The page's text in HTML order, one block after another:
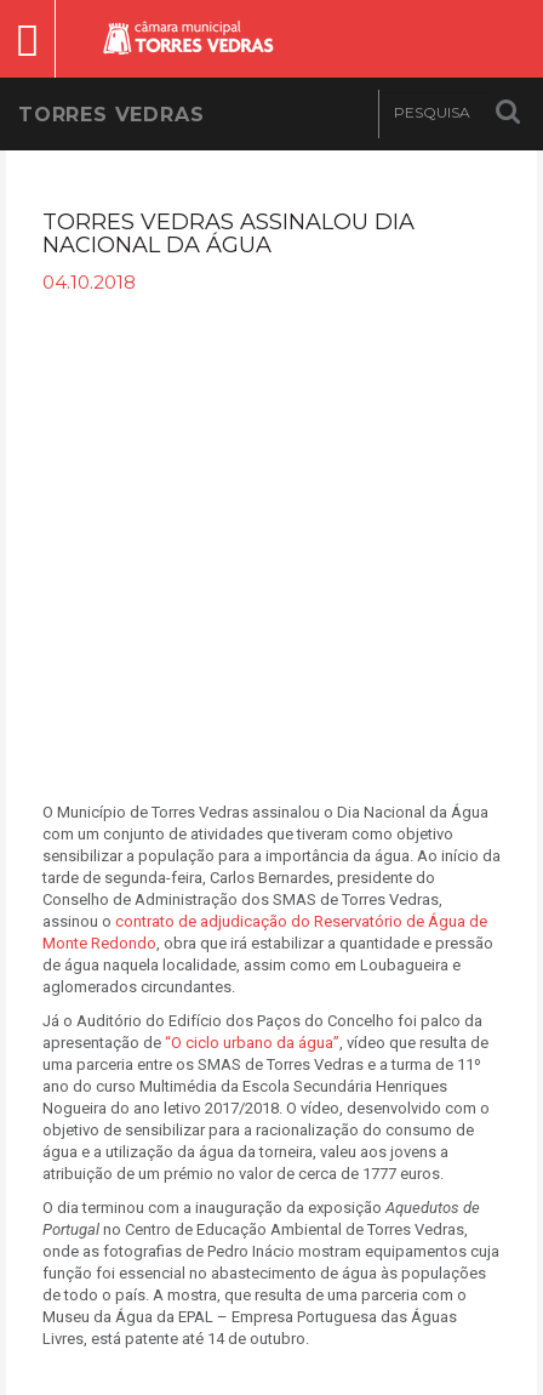
TORRES VEDRAS
TORRES VEDRAS ASSINALOU DIA
NACIONAL DA ÁGUA
04.10.2018
O Município de Torres Vedras assinalou o Dia Nacional da Água
com um conjunto de atividades que tiveram como objetivo
sensibilizar a população para a importância da água. Ao início da
tarde de segunda-feira, Carlos Bernardes, presidente do
Conselho de Administração dos SMAS de Torres Vedras,
assinou o contrato de adjudicação do Reservatório de Água de
Monte Redondo, obra que irá estabilizar a quantidade e pressão
de água naquela localidade, assim como em Loubagueira e
aglomerados circundantes.
Já o Auditório do Edifício dos Paços do Concelho foi palco da
apresentação de “O ciclo urbano da água”, vídeo que resulta de
uma parceria entre os SMAS de Torres Vedras e a turma de 11º
ano do curso Multimédia da Escola Secundária Henriques
Nogueira do ano letivo 2017/2018. O vídeo, desenvolvido com o
objetivo de sensibilizar para a racionalização do consumo de
água e a utilização da água da torneira, valeu aos jovens a
atribuição de um prémio no valor de cerca de 1777 euros.
O dia terminou com a inauguração da exposiçãoAquedutos de
Portugal no Centro de Educação Ambiental de Torres Vedras,
onde as fotografias de Pedro Inácio mostram equipamentos cuja
função foi essencial no abastecimento de água às populações
de todo o país. A mostra, que resulta de uma parceria com o
Museu da Água da EPAL – Empresa Portuguesa das Águas
Livres, está patente até 14 de outubro.